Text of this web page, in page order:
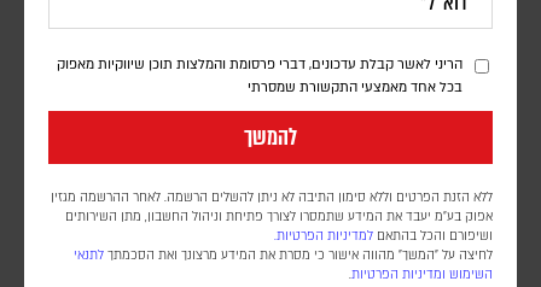
הריני לאשר קבלת עדכונים, דברי פרסומת והמלצות תוכן שיווקיות מאפוק
בכל אחד מאמצעי התקשורת שמסרתי
להמשך
ללא הזנת הפרטים וללא סימון התיבה לא ניתן להשלים הרשמה. לאחר ההרשמה מגזין
אפוק בע״מ יעבד את המידע שתמסרו לצורך פתיחת וניהול החשבון, מתן השירותים
ושיפורם והכל בהתאם למדיניות הפרטיות.
לחיצה על "המשך" מהווה אישור כי מסרת את המידע מרצונך ואת הסכמתך לתנאי
השימוש ומדיניות הפרטיות.